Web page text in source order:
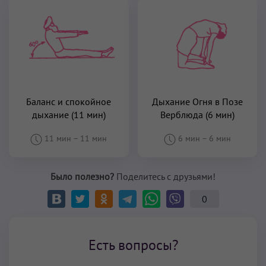
Баланс и спокойное
дыхание (11 мин)
11 мин – 11 мин
Дыхание Огня в Позе
Верблюда (6 мин)
6 мин – 6 мин
Было полезно? Поделитесь с друзьями!
0
Есть вопросы?